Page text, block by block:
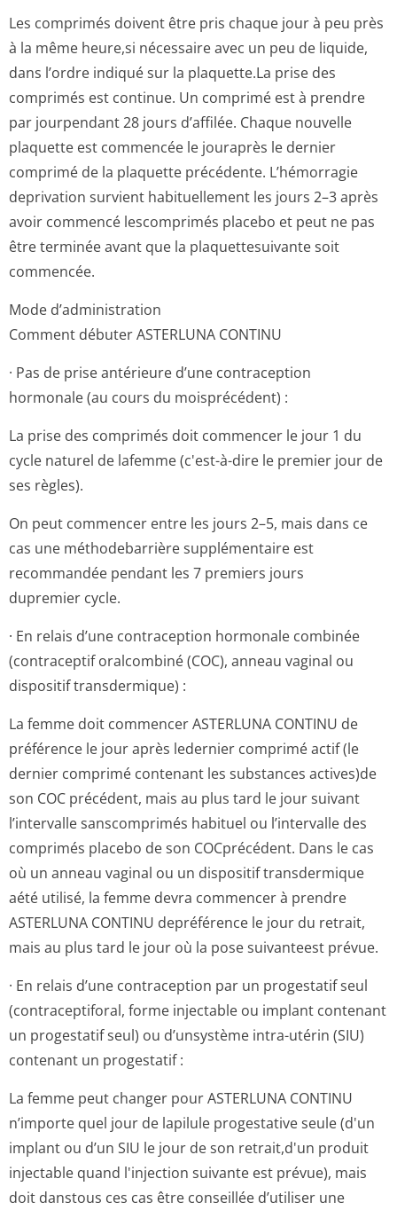
Les comprimés doivent être pris chaque jour à peu près
à la même heure,si nécessaire avec un peu de liquide,
dans l’ordre indiqué sur la plaquette.La prise des
comprimés est continue. Un comprimé est à prendre
par jourpendant 28 jours d’affilée. Chaque nouvelle
plaquette est commencée le jouraprès le dernier
comprimé de la plaquette précédente. L’hémorragie
deprivation survient habituellement les jours 2–3 après
avoir commencé lescomprimés placebo et peut ne pas
être terminée avant que la plaquettesuivante soit
commencée.
Mode d’administration
Comment débuter ASTERLUNA CONTINU
· Pas de prise antérieure d’une contraception
hormonale (au cours du moisprécédent) :
La prise des comprimés doit commencer le jour 1 du
cycle naturel de lafemme (c'est-à-dire le premier jour de
ses règles).
On peut commencer entre les jours 2–5, mais dans ce
cas une méthodebarrière supplémentaire est
recommandée pendant les 7 premiers jours
dupremier cycle.
· En relais d’une contraception hormonale combinée
(contraceptif oralcombiné (COC), anneau vaginal ou
dispositif transdermique) :
La femme doit commencer ASTERLUNA CONTINU de
préférence le jour après ledernier comprimé actif (le
dernier comprimé contenant les substances actives)de
son COC précédent, mais au plus tard le jour suivant
l’intervalle sanscomprimés habituel ou l’intervalle des
comprimés placebo de son COCprécédent. Dans le cas
où un anneau vaginal ou un dispositif transdermique
aété utilisé, la femme devra commencer à prendre
ASTERLUNA CONTINU depréférence le jour du retrait,
mais au plus tard le jour où la pose suivanteest prévue.
· En relais d’une contraception par un progestatif seul
(contraceptiforal, forme injectable ou implant contenant
un progestatif seul) ou d’unsystème intra-utérin (SIU)
contenant un progestatif :
La femme peut changer pour ASTERLUNA CONTINU
n’importe quel jour de lapilule progestative seule (d'un
implant ou d’un SIU le jour de son retrait,d'un produit
injectable quand l'injection suivante est prévue), mais
doit danstous ces cas être conseillée d’utiliser une